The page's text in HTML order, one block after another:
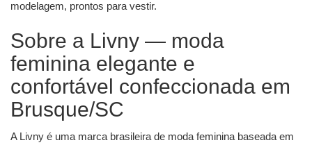
modelagem, prontos para vestir.
Sobre a Livny — moda
feminina elegante e
confortável confeccionada em
Brusque/SC
A Livny é uma marca brasileira de moda feminina baseada em